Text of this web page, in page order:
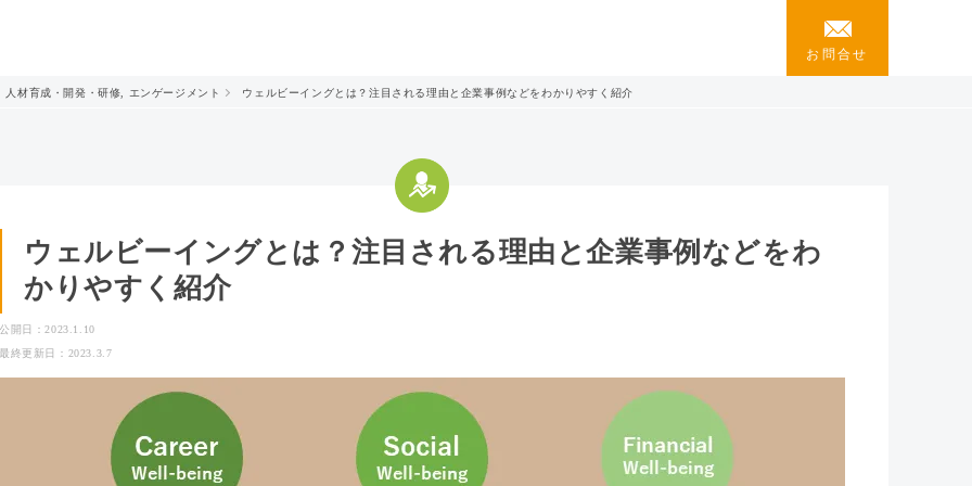
お問合せ
人材育成・開発・研修 エンゲージメント ウェルビーイングとは？注目される理由と企業事例などをわかりやすく紹介
ウェルビーイングとは？注目される理由と企業事例などをわ
かりやすく紹介
公開日：2023.1.10
最終更新日：2023.3.7